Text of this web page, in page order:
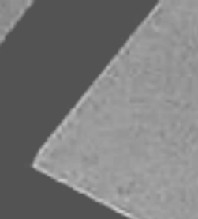
src="https://pagead2.googlesyndication.com/pagead/